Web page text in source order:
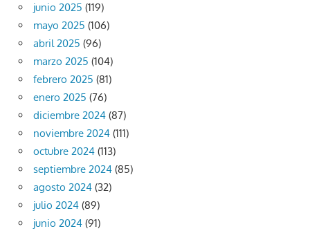
junio 2025 (119)
mayo 2025 (106)
abril 2025 (96)
marzo 2025 (104)
febrero 2025 (81)
enero 2025 (76)
diciembre 2024 (87)
noviembre 2024 (111)
octubre 2024 (113)
septiembre 2024 (85)
agosto 2024 (32)
julio 2024 (89)
junio 2024 (91)